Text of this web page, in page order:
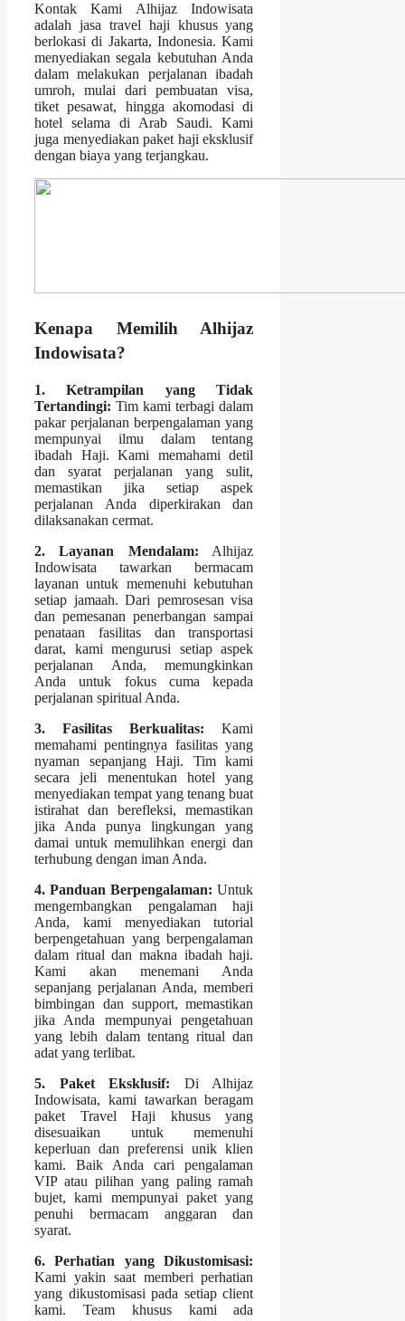
Kontak Kami Alhijaz Indowisata
adalah jasa travel haji khusus yang
berlokasi di Jakarta, Indonesia. Kami
menyediakan segala kebutuhan Anda
dalam melakukan perjalanan ibadah
umroh, mulai dari pembuatan visa,
tiket pesawat, hingga akomodasi di
hotel selama di Arab Saudi. Kami
juga menyediakan paket haji eksklusif
dengan biaya yang terjangkau.
Kenapa Memilih Alhijaz
Indowisata?
1. Ketrampilan yang Tidak
Tertandingi: Tim kami terbagi dalam
pakar perjalanan berpengalaman yang
mempunyai ilmu dalam tentang
ibadah Haji. Kami memahami detil
dan syarat perjalanan yang sulit,
memastikan jika setiap aspek
perjalanan Anda diperkirakan dan
dilaksanakan cermat.
2. Layanan Mendalam: Alhijaz
Indowisata tawarkan bermacam
layanan untuk memenuhi kebutuhan
setiap jamaah. Dari pemrosesan visa
dan pemesanan penerbangan sampai
penataan fasilitas dan transportasi
darat, kami mengurusi setiap aspek
perjalanan Anda, memungkinkan
Anda untuk fokus cuma kepada
perjalanan spiritual Anda.
3. Fasilitas Berkualitas: Kami
memahami pentingnya fasilitas yang
nyaman sepanjang Haji. Tim kami
secara jeli menentukan hotel yang
menyediakan tempat yang tenang buat
istirahat dan berefleksi, memastikan
jika Anda punya lingkungan yang
damai untuk memulihkan energi dan
terhubung dengan iman Anda.
4. Panduan Berpengalaman: Untuk
mengembangkan pengalaman haji
Anda, kami menyediakan tutorial
berpengetahuan yang berpengalaman
dalam ritual dan makna ibadah haji.
Kami akan menemani Anda
sepanjang perjalanan Anda, memberi
bimbingan dan support, memastikan
jika Anda mempunyai pengetahuan
yang lebih dalam tentang ritual dan
adat yang terlibat.
5. Paket Eksklusif: Di Alhijaz
Indowisata, kami tawarkan beragam
paket Travel Haji khusus yang
disesuaikan untuk memenuhi
keperluan dan preferensi unik klien
kami. Baik Anda cari pengalaman
VIP atau pilihan yang paling ramah
bujet, kami mempunyai paket yang
penuhi bermacam anggaran dan
syarat.
6. Perhatian yang Dikustomisasi:
Kami yakin saat memberi perhatian
yang dikustomisasi pada setiap client
kami. Team khusus kami ada